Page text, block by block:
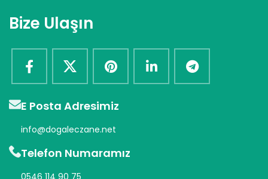
Bize Ulaşın
E Posta Adresimiz
info@dogaleczane.net
Telefon Numaramız
0546 114 90 75